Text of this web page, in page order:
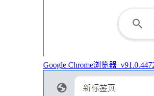
Google Chrome浏览器